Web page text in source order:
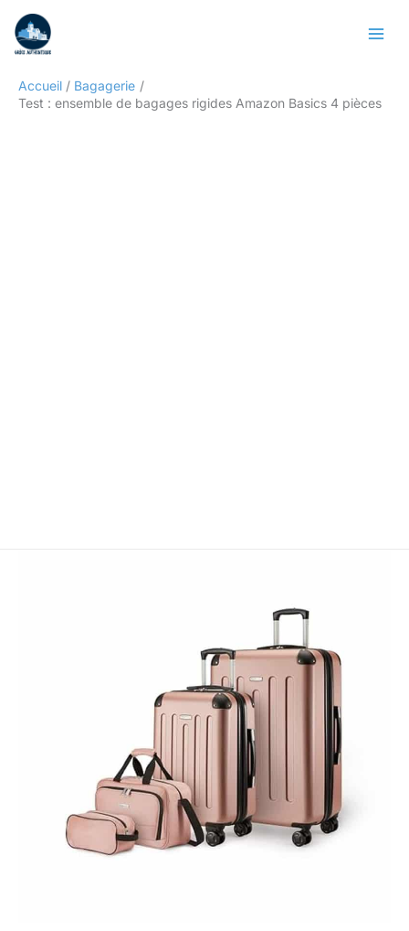
contenu
Accueil
Bagagerie
Test : ensemble de bagages rigides Amazon Basics 4 pièces
Rechercher